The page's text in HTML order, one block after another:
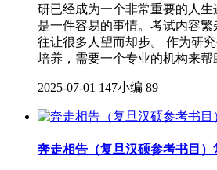
研已经成为一个非常重要的人
是一件容易的事情。考试内容
往让很多人望而却步。 作为研
培养，需要一个专业的机构来
2025-07-01 147小编 89
奔走相告（复旦汉硕参考书目